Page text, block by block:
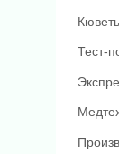
Тест-